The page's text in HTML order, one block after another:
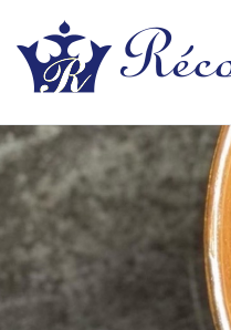
【レコンフォルテ】
ンス料理）
絵の様に見える。そんな空間
じ込めたフレンチを・・・・